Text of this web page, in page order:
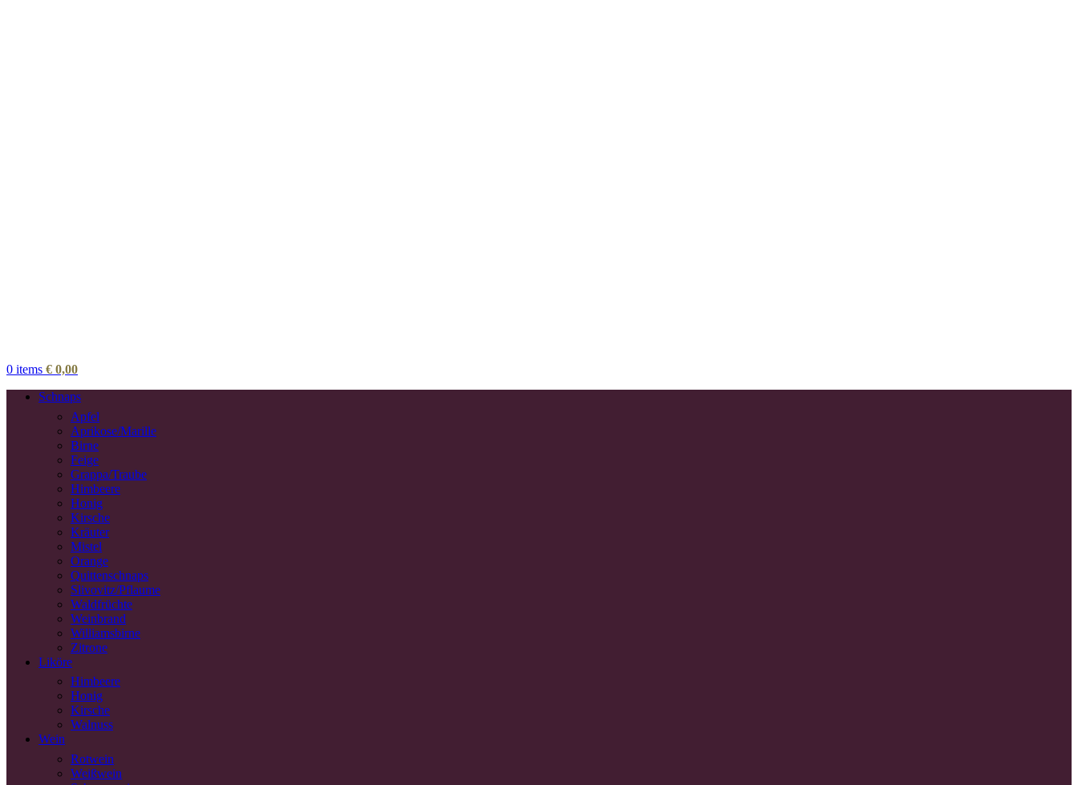
0 items € 0,00
Schnaps
Apfel
Aprikose/Marille
Birne
Feige
Grappa/Traube
Himbeere
Honig
Kirsche
Kräuter
Mistel
Orange
Quittenschnaps
Slivovitz/Pflaume
Waldfrüchte
Weinbrand
Williamsbirne
Zitrone
Liköre
Himbeere
Honig
Kirsche
Walnuss
Wein
Rotwein
Weißwein